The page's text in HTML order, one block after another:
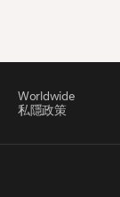
Worldwide
私隱政策